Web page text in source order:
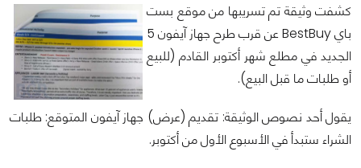
كشفت وثيقة تم تسريبها من موقع بست
باي BestBuy عن قرب طرح جهاز آيفون 5
الجديد في مطلع شهر أكتوبر القادم (للبيع
أو طلبات ما قبل البيع).
يقول أحد نصوص الوثيقة: تقديم (عرض) جهاز آيفون المتوقع: طلبات
الشراء ستبدأ في الأسبوع الأول من أكتوبر.